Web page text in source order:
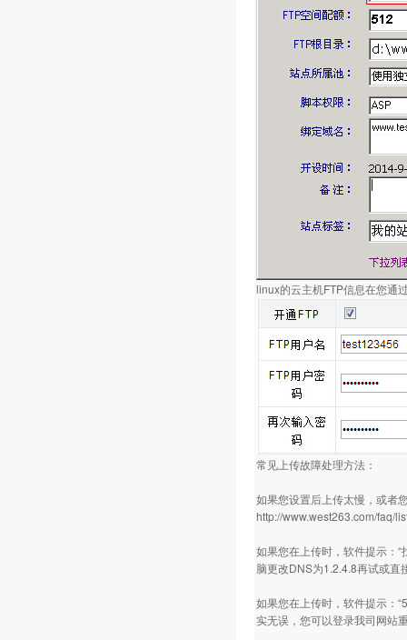
linux的云主机FTP信息在您通
常见上传故障处理方法：
如果您设置后上传太慢，或者
http://www.west263.com/faq/
如果您在上传时，软件提示：
脑更改DNS为1.2.4.8再试或直
如果您在上传时，软件提示：
实无误，您可以登录我司网站